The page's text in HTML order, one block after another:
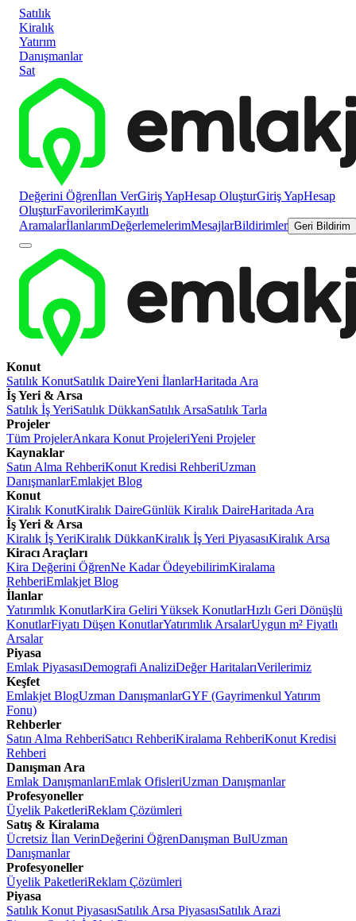
Satılık
Kiralık
Yatırım
Danışmanlar
Sat
Değerini Öğrenİlan VerGiriş YapHesap OluşturGiriş YapHesap
OluşturFavorilerimKayıtlı
AramalarİlanlarımDeğerlemelerimMesajlarBildirimler Geri Bildirim
Konut
Satılık KonutSatılık DaireYeni İlanlarHaritada Ara
İş Yeri & Arsa
Satılık İş YeriSatılık DükkanSatılık ArsaSatılık Tarla
Projeler
Tüm ProjelerAnkara Konut ProjeleriYeni Projeler
Kaynaklar
Satın Alma RehberiKonut Kredisi RehberiUzman
DanışmanlarEmlakjet Blog
Konut
Kiralık KonutKiralık DaireGünlük Kiralık DaireHaritada Ara
İş Yeri & Arsa
Kiralık İş YeriKiralık DükkanKiralık İş Yeri PiyasasıKiralık Arsa
Kiracı Araçları
Kira Değerini ÖğrenNe Kadar ÖdeyebilirimKiralama
RehberiEmlakjet Blog
İlanlar
Yatırımlık KonutlarKira Geliri Yüksek KonutlarHızlı Geri Dönüşlü
KonutlarFiyatı Düşen KonutlarYatırımlık ArsalarUygun m² Fiyatlı
Arsalar
Piyasa
Emlak PiyasasıDemografi AnaliziDeğer HaritalarıVerilerimiz
Keşfet
Emlakjet BlogUzman DanışmanlarGYF (Gayrimenkul Yatırım
Fonu)
Rehberler
Satın Alma RehberiSatıcı RehberiKiralama RehberiKonut Kredisi
Rehberi
Danışman Ara
Emlak DanışmanlarıEmlak OfisleriUzman Danışmanlar
Profesyoneller
Üyelik PaketleriReklam Çözümleri
Satış & Kiralama
Ücretsiz İlan VerinDeğerini ÖğrenDanışman BulUzman
Danışmanlar
Profesyoneller
Üyelik PaketleriReklam Çözümleri
Piyasa
Satılık Konut PiyasasıSatılık Arsa PiyasasıSatılık Arazi